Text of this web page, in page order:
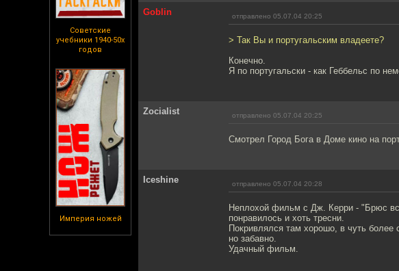
Советские
учебники 1940-50х
годов
Империя ножей
Goblin отправлено 05.07.04 20:25
> Так Вы и португальским владеете?
Конечно.
Я по португальски - как Геббельс по
Zocialist отправлено 05.07.04 20:25
Смотрел Город Бога в Доме кино на
Iceshine отправлено 05.07.04 20:28
Неплохой фильм с Дж. Керри - "Брюс
понравилось и хоть тресни.
Покривлялся там хорошо, в чуть
но забавно.
Удачный фильм.